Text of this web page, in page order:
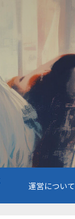
運営について